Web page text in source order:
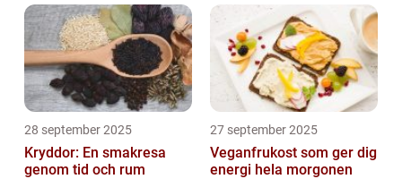
28 september 2025
Kryddor: En smakresa
genom tid och rum
27 september 2025
Veganfrukost som ger dig
energi hela morgonen